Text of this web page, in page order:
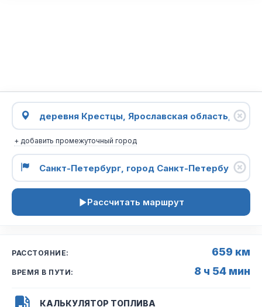
+ добавить промежуточный город
Рассчитать маршрут
РАССТОЯНИЕ: 659 км
ВРЕМЯ В ПУТИ: 8 ч 54 мин
КАЛЬКУЛЯТОР ТОПЛИВА